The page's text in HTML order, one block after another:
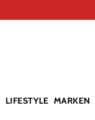
LIFESTYLE MARKEN